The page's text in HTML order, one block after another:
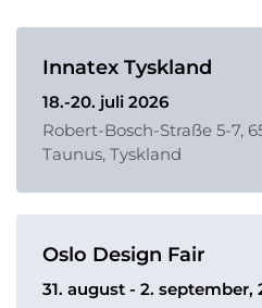
Innatex Tyskland
18.-20. juli 2026
Robert-Bosch-Straße 5-7,
Taunus, Tyskland
Oslo Design Fair
31. august - 2. september,